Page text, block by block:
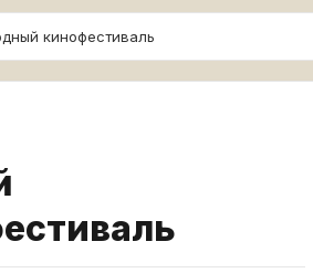
кинофестиваль